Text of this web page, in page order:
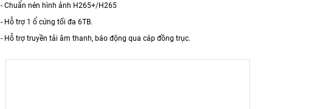
- Chuẩn nén hình ảnh H265+/H265
- Hỗ trợ 1 ổ cứng tối đa 6TB.
- Hỗ trợ truyền tải âm thanh, báo động qua cáp đồng trục.